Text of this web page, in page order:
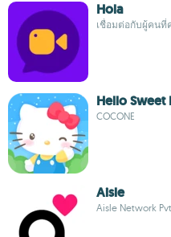
Hola
เชื่อมต่อกับผู้คนที่
Hello Sweet
COCONE
Aisle
Aisle Network